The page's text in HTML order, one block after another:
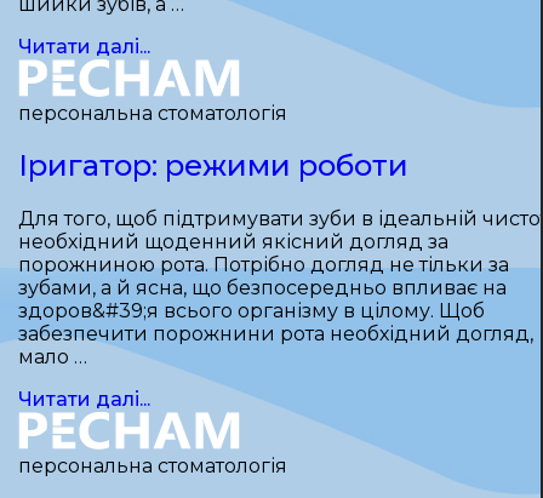
Читати далі...
персональна стоматологія
Іригатор: режими роботи
Для того, щоб підтримувати зуби в ідеальній
необхідний щоденний якісний догляд за
порожниною рота. Потрібно догляд не тільки за
зубами, а й ясна, що безпосередньо впливає на
здоров&#39;я всього організму в цілому. Щоб
забезпечити порожнини рота необхідний догляд,
мало …
Читати далі...
персональна стоматологія